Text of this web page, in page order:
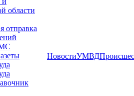
НовостиУМВД